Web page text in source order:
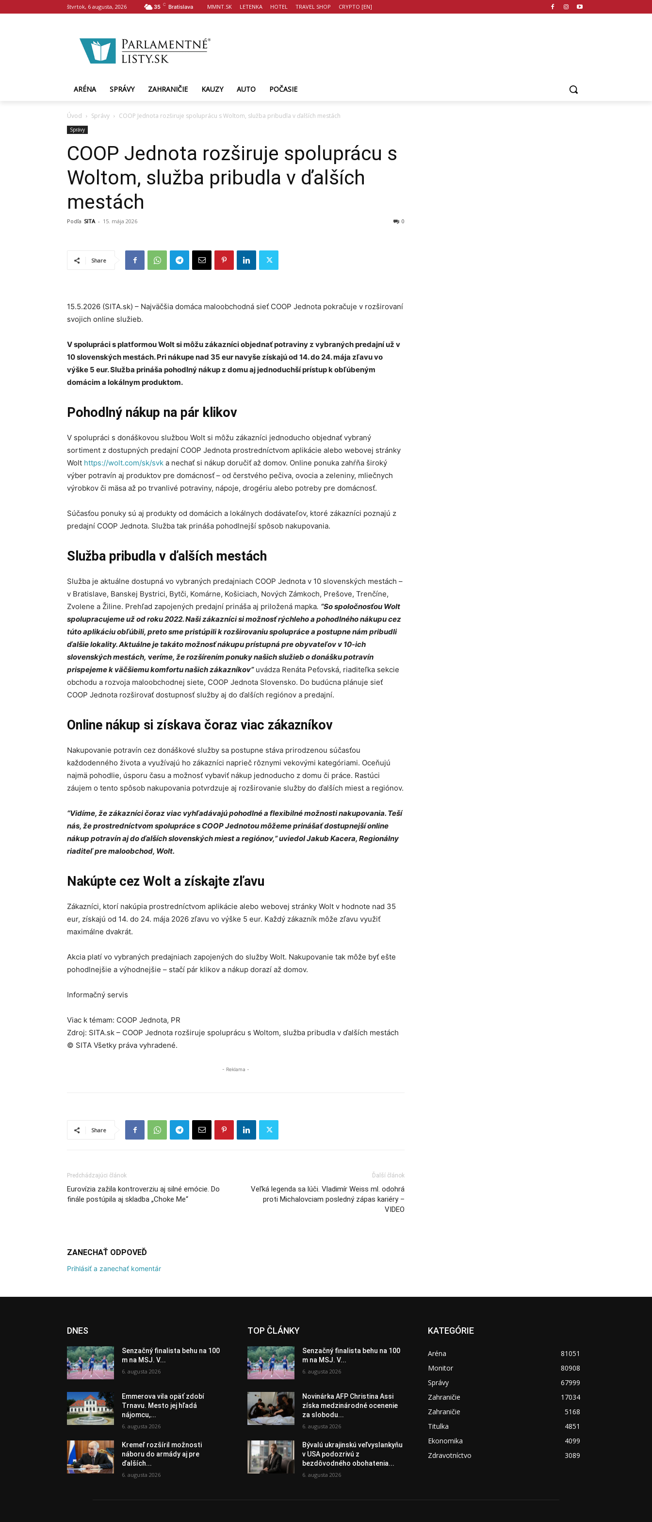
štvrtok, 6 augusta, 2026 35 C Bratislava MMNT.SK LETENKA HOTEL TRAVEL SHOP CRYPTO [EN]
ARÉNA SPRÁVY ZAHRANIČIE KAUZY AUTO POČASIE
Úvod Správy COOP Jednota rozširuje spoluprácu s Woltom, služba pribudla v ďalších mestách
Správy
COOP Jednota rozširuje spoluprácu s
Woltom, služba pribudla v ďalších
mestách
Podľa SITA - 15. mája 2026 0
Share
15.5.2026 (SITA.sk) – Najväčšia domáca maloobchodná sieť COOP Jednota pokračuje v rozširovaní
svojich online služieb.
V spolupráci s platformou Wolt si môžu zákazníci objednať potraviny z vybraných predajní už v
10 slovenských mestách. Pri nákupe nad 35 eur navyše získajú od 14. do 24. mája zľavu vo
výške 5 eur. Služba prináša pohodlný nákup z domu aj jednoduchší prístup k obľúbeným
domácim a lokálnym produktom.
Pohodlný nákup na pár klikov
V spolupráci s donáškovou službou Wolt si môžu zákazníci jednoducho objednať vybraný
sortiment z dostupných predajní COOP Jednota prostredníctvom aplikácie alebo webovej stránky
Wolt https://wolt.com/sk/svk a nechať si nákup doručiť až domov. Online ponuka zahŕňa široký
výber potravín aj produktov pre domácnosť – od čerstvého pečiva, ovocia a zeleniny, mliečnych
výrobkov či mäsa až po trvanlivé potraviny, nápoje, drogériu alebo potreby pre domácnosť.
Súčasťou ponuky sú aj produkty od domácich a lokálnych dodávateľov, ktoré zákazníci poznajú z
predajní COOP Jednota. Služba tak prináša pohodlnejší spôsob nakupovania.
Služba pribudla v ďalších mestách
Služba je aktuálne dostupná vo vybraných predajniach COOP Jednota v 10 slovenských mestách –
v Bratislave, Banskej Bystrici, Bytči, Komárne, Košiciach, Nových Zámkoch, Prešove, Trenčíne,
Zvolene a Žiline. Prehľad zapojených predajní prináša aj priložená mapka. “So spoločnosťou Wolt
spolupracujeme už od roku 2022. Naši zákazníci si možnosť rýchleho a pohodlného nákupu cez
túto aplikáciu obľúbili, preto sme pristúpili k rozširovaniu spolupráce a postupne nám pribudli
ďalšie lokality. Aktuálne je takáto možnosť nákupu prístupná pre obyvateľov v 10-ich
slovenských mestách, veríme, že rozšírením ponuky našich služieb o donášku potravín
prispejeme k väčšiemu komfortu našich zákazníkov”uvádza Renáta Peťovská, riaditeľka sekcie
obchodu a rozvoja maloobchodnej siete, COOP Jednota Slovensko. Do budúcna plánuje sieť
COOP Jednota rozširovať dostupnosť služby aj do ďalších regiónov a predajní.
Online nákup si získava čoraz viac zákazníkov
Nakupovanie potravín cez donáškové služby sa postupne stáva prirodzenou súčasťou
každodenného života a využívajú ho zákazníci naprieč rôznymi vekovými kategóriami. Oceňujú
najmä pohodlie, úsporu času a možnosť vybaviť nákup jednoducho z domu či práce. Rastúci
záujem o tento spôsob nakupovania potvrdzuje aj rozširovanie služby do ďalších miest a regiónov.
“Vidíme, že zákazníci čoraz viac vyhľadávajú pohodlné a flexibilné možnosti nakupovania. Teší
nás, že prostredníctvom spolupráce s COOP Jednotou môžeme prinášať dostupnejší online
nákup potravín aj do ďalších slovenských miest a regiónov,” uviedol Jakub Kacera, Regionálny
riaditeľ pre maloobchod, Wolt.
Nakúpte cez Wolt a získajte zľavu
Zákazníci, ktorí nakúpia prostredníctvom aplikácie alebo webovej stránky Wolt v hodnote nad 35
eur, získajú od 14. do 24. mája 2026 zľavu vo výške 5 eur. Každý zákazník môže zľavu využiť
maximálne dvakrát.
Akcia platí vo vybraných predajniach zapojených do služby Wolt. Nakupovanie tak môže byť ešte
pohodlnejšie a výhodnejšie – stačí pár klikov a nákup dorazí až domov.
Informačný servis
Viac k témam: COOP Jednota, PR
Zdroj: SITA.sk – COOP Jednota rozširuje spoluprácu s Woltom, služba pribudla v ďalších mestách
© SITA Všetky práva vyhradené.
- Reklama -
Share
Predchádzajúci článok
Eurovízia zažila kontroverziu aj silné emócie. Do
finále postúpila aj skladba „Choke Me“
Ďalší článok
Veľká legenda sa lúči. Vladimír Weiss ml. odohrá
proti Michalovciam posledný zápas kariéry –
VIDEO
ZANECHAŤ ODPOVEĎ
Prihlásiť a zanechať komentár
DNES
Senzačný finalista behu na 100
m na MSJ. V...
6. augusta 2026
Emmerova vila opäť zdobí
Trnavu. Mesto jej hľadá
nájomcu,...
6. augusta 2026
Kremeľ rozšíril možnosti
náboru do armády aj pre
ďalších...
6. augusta 2026
TOP ČLÁNKY
Senzačný finalista behu na 100
m na MSJ. V...
6. augusta 2026
Novinárka AFP Christina Assi
získa medzinárodné ocenenie
za slobodu...
6. augusta 2026
Bývalú ukrajinskú veľvyslankyňu
v USA podozrivú z
bezdôvodného obohatenia...
6. augusta 2026
KATEGÓRIE
Aréna
81051
Monitor
80908
Správy
67999
Zahraničie
17034
Zahraničie
5168
Titulka
4851
Ekonomika
4099
Zdravotníctvo
3089